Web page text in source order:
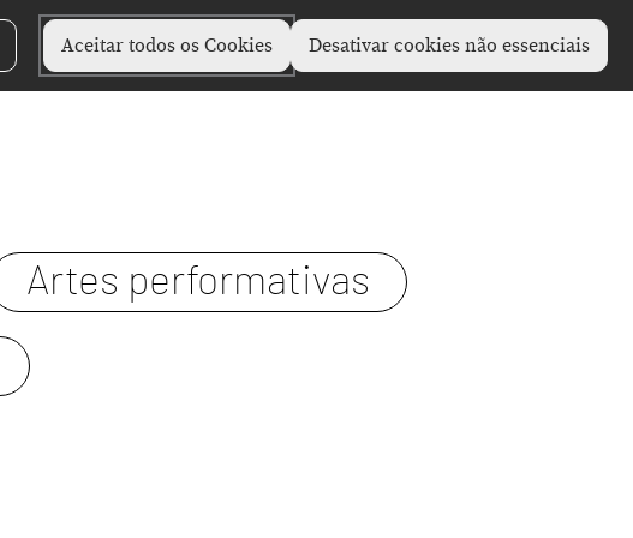
Aceitar todos os Cookies Desativar cookies não essenciais
Artes performativas